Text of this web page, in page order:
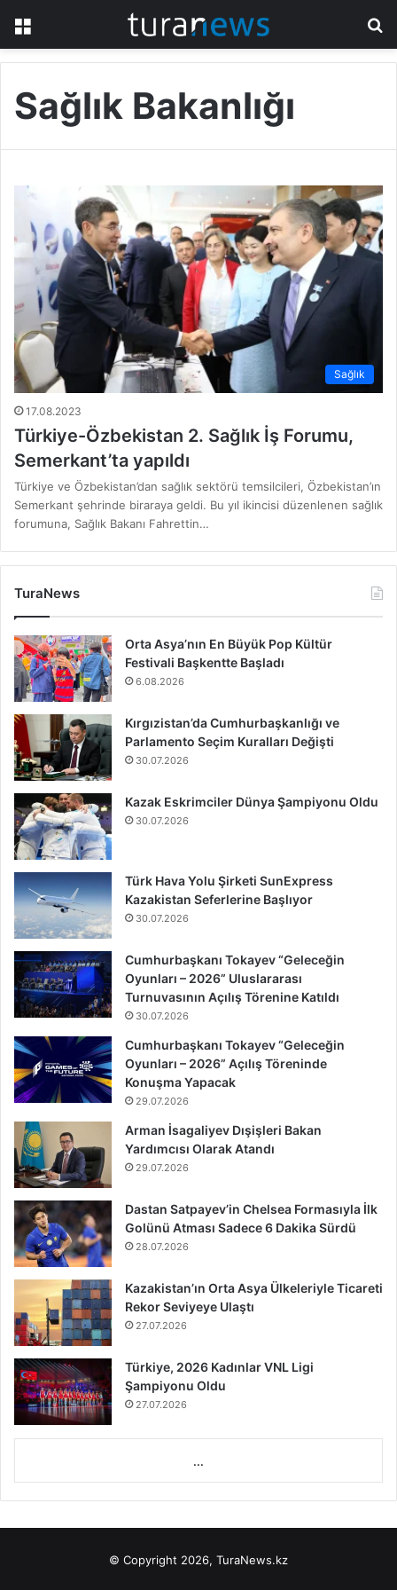
Sağlık Bakanlığı
Sağlık
17.08.2023
Türkiye-Özbekistan 2. Sağlık İş Forumu,
Semerkant’ta yapıldı
Türkiye ve Özbekistan’dan sağlık sektörü temsilcileri, Özbekistan’ın
Semerkant şehrinde biraraya geldi. Bu yıl ikincisi düzenlenen sağlık
forumuna, Sağlık Bakanı Fahrettin…
TuraNews
Orta Asya’nın En Büyük Pop Kültür
Festivali Başkentte Başladı
6.08.2026
Kırgızistan’da Cumhurbaşkanlığı ve
Parlamento Seçim Kuralları Değişti
30.07.2026
Kazak Eskrimciler Dünya Şampiyonu Oldu
30.07.2026
Türk Hava Yolu Şirketi SunExpress
Kazakistan Seferlerine Başlıyor
30.07.2026
Cumhurbaşkanı Tokayev “Geleceğin
Oyunları – 2026” Uluslararası
Turnuvasının Açılış Törenine Katıldı
30.07.2026
Cumhurbaşkanı Tokayev “Geleceğin
Oyunları – 2026” Açılış Töreninde
Konuşma Yapacak
29.07.2026
Arman İsagaliyev Dışişleri Bakan
Yardımcısı Olarak Atandı
29.07.2026
Dastan Satpayev’in Chelsea Formasıyla İlk
Golünü Atması Sadece 6 Dakika Sürdü
28.07.2026
Kazakistan’ın Orta Asya Ülkeleriyle Ticareti
Rekor Seviyeye Ulaştı
27.07.2026
Türkiye, 2026 Kadınlar VNL Ligi
Şampiyonu Oldu
27.07.2026
...
© Copyright 2026, TuraNews.kz